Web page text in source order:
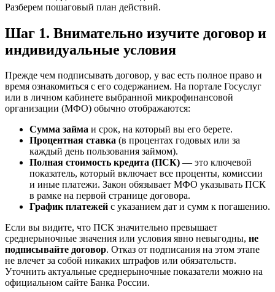
Разберем пошаговый план действий.
Шаг 1. Внимательно изучите договор и
индивидуальные условия
Прежде чем подписывать договор, у вас есть полное право и
время ознакомиться с его содержанием. На портале Госуслуг
или в личном кабинете выбранной микрофинансовой
организации (МФО) обычно отображаются:
Сумма займа и срок, на который вы его берете.
Процентная ставка (в процентах годовых или за
каждый день пользования займом).
Полная стоимость кредита (ПСК) — это ключевой
показатель, который включает все проценты, комиссии
и иные платежи. Закон обязывает МФО указывать ПСК
в рамке на первой странице договора.
График платежей с указанием дат и сумм к погашению.
Если вы видите, что ПСК значительно превышает
среднерыночные значения или условия явно невыгодны, не
подписывайте договор. Отказ от подписания на этом этапе
не влечет за собой никаких штрафов или обязательств.
Уточнить актуальные среднерыночные показатели можно на
официальном сайте Банка России.